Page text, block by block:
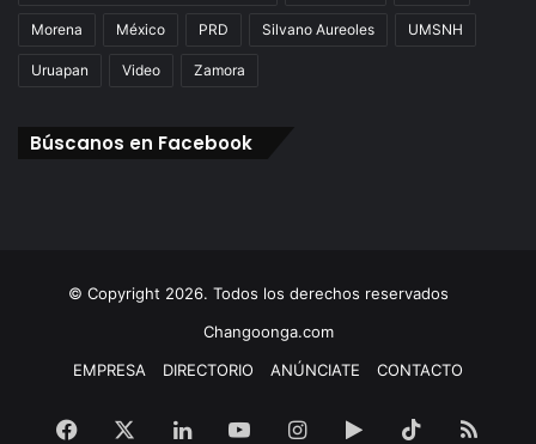
Morena México PRD Silvano Aureoles UMSNH
Uruapan Video Zamora
Búscanos en Facebook
© Copyright 2026. Todos los derechos reservados
Changoonga.com
EMPRESA
DIRECTORIO ANÚNCIATE CONTACTO
Facebook LinkedInYouTubeInstagram
Google TikTokRSS